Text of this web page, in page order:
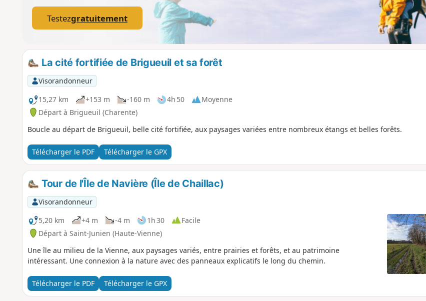
Testezgratuitement
La cité fortifiée de Brigueuil et sa forêt
Visorandonneur
15,27 km
+153 m -160 m 4h 50
Moyenne
Départ à Brigueuil (Charente)
Boucle au départ de Brigueuil, belle cité fortifiée, aux paysages variées entre nombreux étangs et belles forêts.
Télécharger le PDF Télécharger le GPX
Tour de l'Île de Navière (Île de Chaillac)
Visorandonneur
5,20 km
+4 m -4 m 1h 30
Facile
Départ à Saint-Junien (Haute-Vienne)
Une île au milieu de la Vienne, aux paysages variés, entre prairies et forêts, et au patrimoine
intéressant. Une connexion à la nature avec des panneaux explicatifs le long du chemin.
Télécharger le PDF Télécharger le GPX